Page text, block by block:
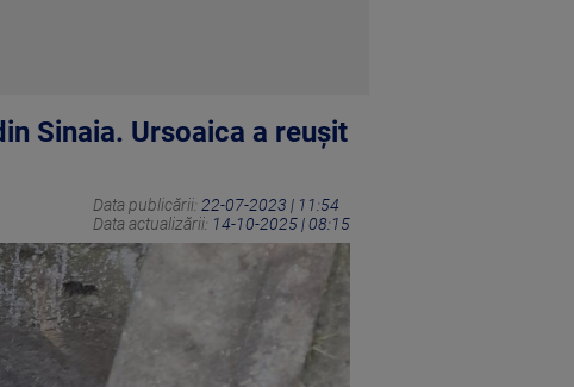
Sinaia. Ursoaica a reușit
Data publicării: 22-07-2023 | 11:54
Data actualizării: 14-10-2025 | 08:15